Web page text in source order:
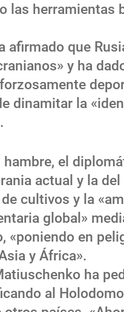
las herramientas
afirmado que
y ha
dinamitar la
hambre, el
actual y la
cultivos y la
global»
«poniendo en
y África».
ha
al